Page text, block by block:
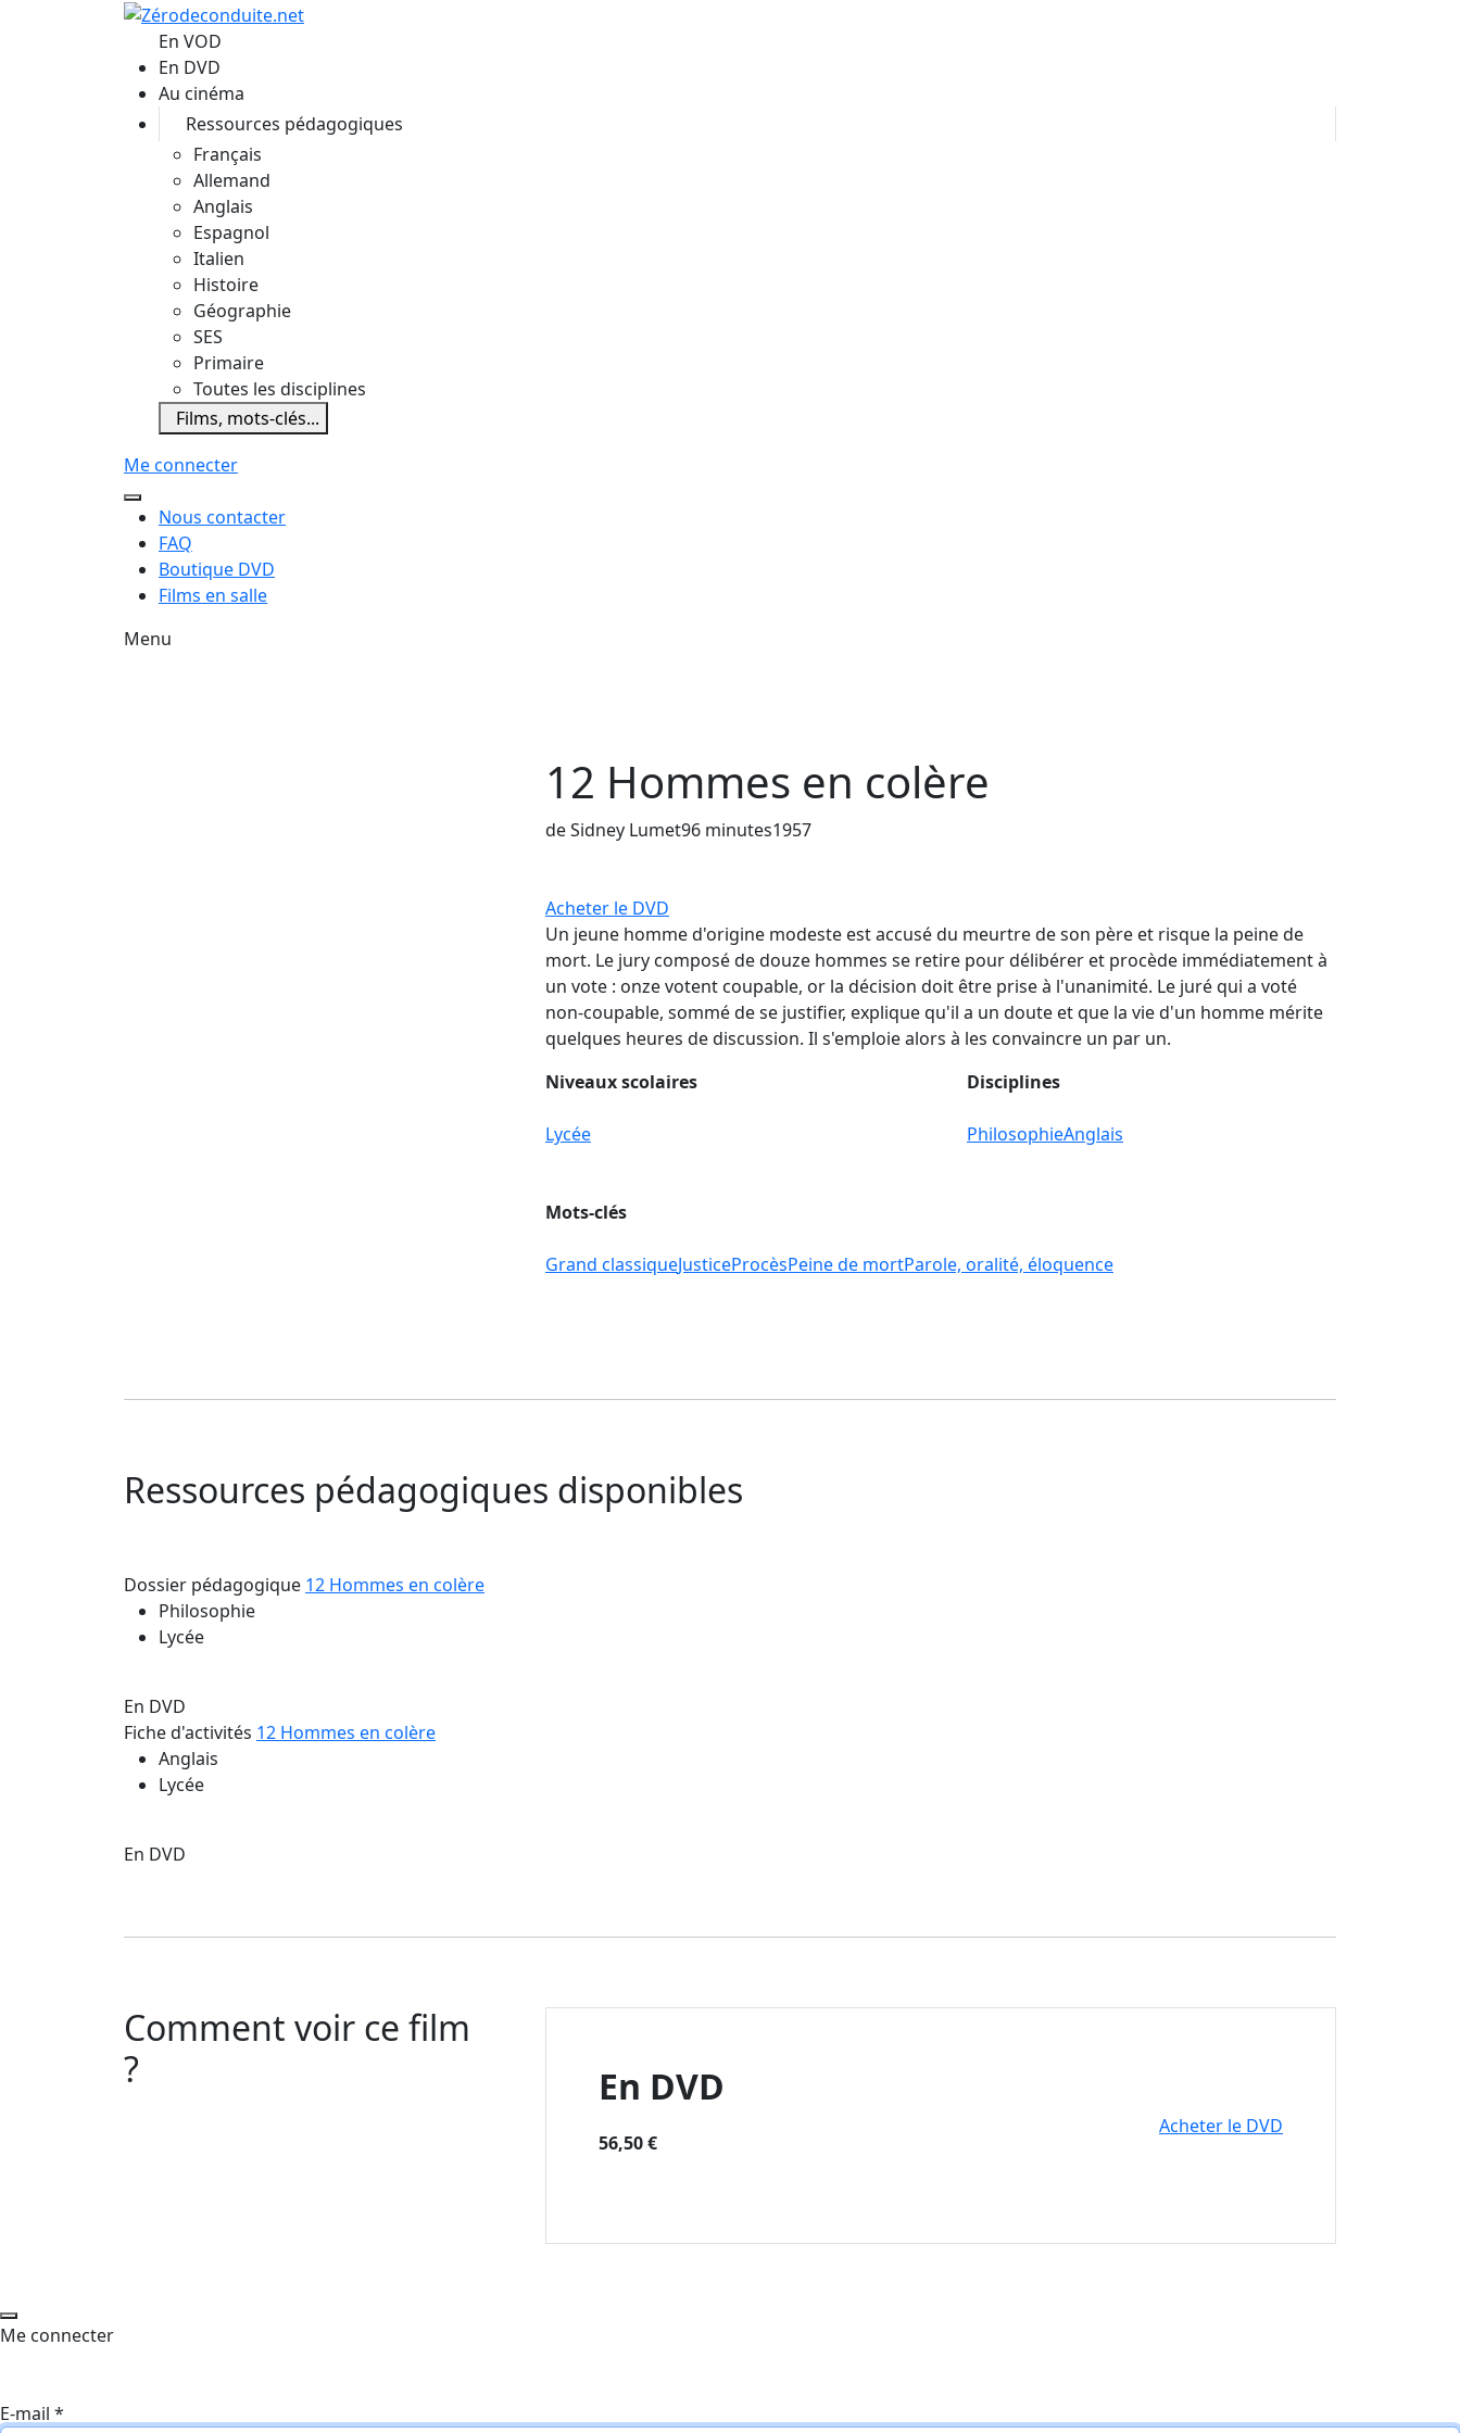
Aller au contenu principal
En VOD
En DVD
Au cinéma
Ressources pédagogiques
Français
Allemand
Anglais
Espagnol
Italien
Histoire
Géographie
SES
Primaire
Toutes les disciplines
Films, mots-clés...
Me connecter
Nous contacter
FAQ
Boutique DVD
Films en salle
Menu
12 Hommes en colère
de Sidney Lumet96 minutes1957
Acheter le DVD
Un jeune homme d'origine modeste est accusé du meurtre de son père et risque la peine de
mort. Le jury composé de douze hommes se retire pour délibérer et procède immédiatement à
un vote : onze votent coupable, or la décision doit être prise à l'unanimité. Le juré qui a voté
non-coupable, sommé de se justifier, explique qu'il a un doute et que la vie d'un homme mérite
quelques heures de discussion. Il s'emploie alors à les convaincre un par un.
Niveaux scolaires
Lycée
Disciplines
PhilosophieAnglais
Mots-clés
Grand classiqueJusticeProcèsPeine de mortParole, oralité, éloquence
Ressources pédagogiques disponibles
Dossier pédagogique 12 Hommes en colère
Philosophie
Lycée
En DVD
Fiche d'activités 12 Hommes en colère
Anglais
Lycée
En DVD
Comment voir ce film
?
En DVD
56,50 €
Acheter le DVD
Me connecter
E-mail *